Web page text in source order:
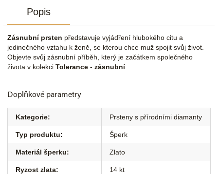
Popis
Zásnubní prsten představuje vyjádření hlubokého citu a
jedinečného vztahu k ženě, se kterou chce muž spojit svůj život.
Objevte svůj zásnubní příběh, který je začátkem společného
života v kolekci Tolerance - zásnubní
Doplňkové parametry
Kategorie: Prsteny s přírodními diamanty
Typ produktu: Šperk
Materiál šperku: Zlato
Ryzost zlata: 14 kt